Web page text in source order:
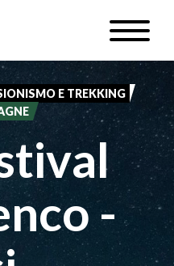
Toggle
E TREKKING
-